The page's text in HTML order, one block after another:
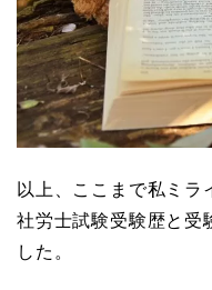
以上、ここまで私ミ
社労士試験受験歴と受
した。